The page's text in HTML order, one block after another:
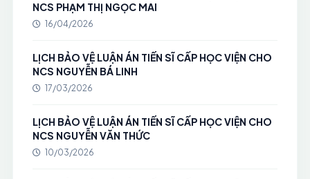
NCS PHẠM THỊ NGỌC MAI
16/04/2026
LỊCH BẢO VỆ LUẬN ÁN TIẾN SĨ CẤP HỌC VIỆN CHO
NCS NGUYỄN BÁ LINH
17/03/2026
LỊCH BẢO VỆ LUẬN ÁN TIẾN SĨ CẤP HỌC VIỆN CHO
NCS NGUYỄN VĂN THỨC
10/03/2026